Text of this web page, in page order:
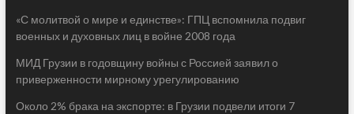
«С молитвой о мире и единстве»: ГПЦ вспомнила подвиг
военных и духовных лиц в войне 2008 года
МИД Грузии в годовщину войны с Россией заявил о
приверженности мирному урегулированию
Около 2% брака на экспорте: в Грузии подвели итоги 7